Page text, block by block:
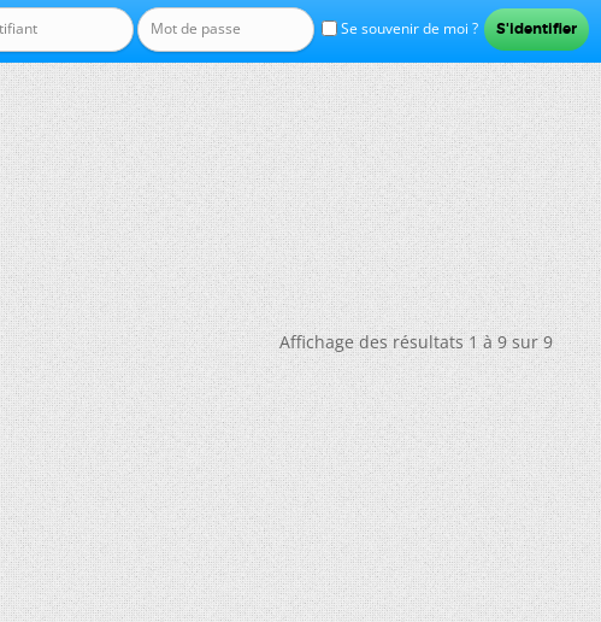
Se souvenir de moi ?
Affichage des résultats 1 à 9 sur 9